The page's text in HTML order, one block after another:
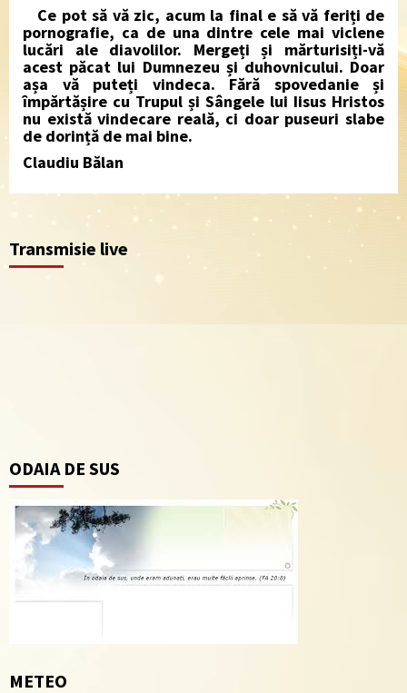
Ce pot să vă zic, acum la final e să vă feriți de
pornografie, ca de una dintre cele mai viclene
lucări ale diavolilor. Mergeți și mărturisiți-vă
acest păcat lui Dumnezeu și duhovnicului. Doar
așa vă puteți vindeca. Fără spovedanie și
împărtășire cu Trupul și Sângele lui Iisus Hristos
nu există vindecare reală, ci doar puseuri slabe
de dorință de mai bine.
Claudiu Bălan
Transmisie live
ODAIA DE SUS
METEO